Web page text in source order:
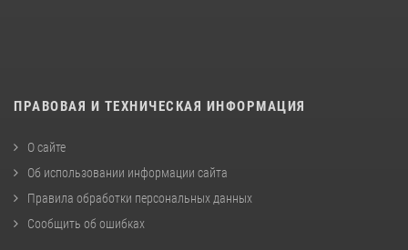
ПРАВОВАЯ И ТЕХНИЧЕСКАЯ ИНФОРМАЦИЯ
О сайте
Об использовании информации сайта
Правила обработки персональных данных
Сообщить об ошибках